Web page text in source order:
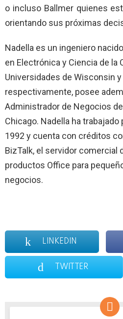
o incluso Ballmer quienes
orientando sus próximas
Nadella es un ingeniero
en Electrónica y Ciencia de la
Universidades de Wisconsin
respectivamente, posee
Administrador de Negocios
Chicago. Nadella ha
1992 y cuenta con créditos
BizTalk, el servidor comercial
productos Office para
negocios.
LINKEDIN
TWITTER